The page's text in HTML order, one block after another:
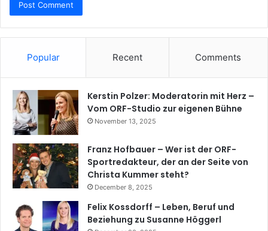
Popular Recent Comments
Kerstin Polzer: Moderatorin mit Herz –
Vom ORF-Studio zur eigenen Bühne
November 13, 2025
Franz Hofbauer – Wer ist der ORF-
Sportredakteur, der an der Seite von
Christa Kummer steht?
December 8, 2025
Felix Kossdorff – Leben, Beruf und
Beziehung zu Susanne Höggerl